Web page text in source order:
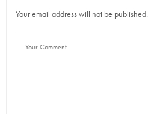
Your email address will not be published.